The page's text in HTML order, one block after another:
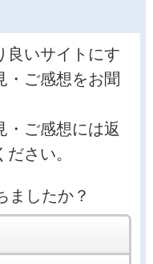
良いサイトにす
・ご感想をお聞
・ご感想には返
さい。
ましたか？